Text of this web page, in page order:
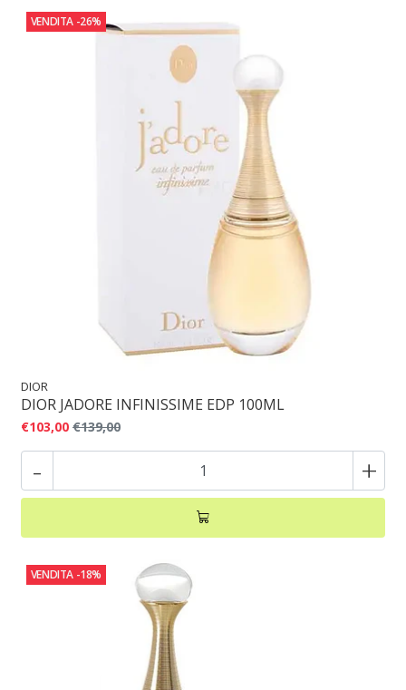
VENDITA -26%
DIOR
DIOR JADORE INFINISSIME EDP 100ML
€103,00 €139,00
- +
VENDITA -18%